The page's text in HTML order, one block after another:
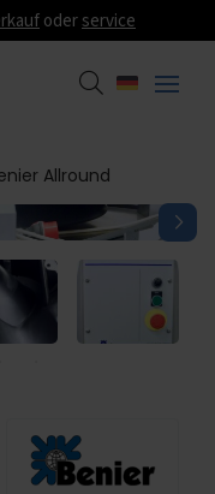
oderservice
Allround